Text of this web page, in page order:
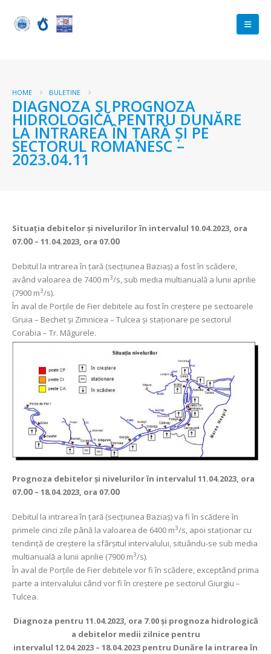
HOME BULETINE
DIAGNOZA ŞI PROGNOZA
HIDROLOGICĂ PENTRU DUNĂRE
LA INTRAREA ÎN ŢARĂ ŞI PE
SECTORUL ROMANESC –
2023.04.11
Situaţia debitelor şi nivelurilorîn intervalul 10.04.2023, ora
07.00 – 11.04.2023, ora 07.00
Debitul la intrarea în ţară (secţiunea Baziaş) a fost în scădere,
având valoarea de 7400 m3/s, sub media multianuală a lunii aprilie
(7900 m3/s).
În aval de Porţile de Fier debitele au fost în creștere pe sectoarele
Gruia – Bechet și Zimnicea – Tulcea și staționare pe sectorul
Corabia – Tr. Măgurele.
Prognoza debitelor şi nivelurilorîn intervalul 11.04.2023, ora
07.00 – 18.04.2023, ora 07.00
Debitul la intrarea în ţară (secţiunea Baziaş) va fi în scădere în
primele cinci zile până la valoarea de 6400 m3/s, apoi staționar cu
tendință de creștere la sfârșitul intervalului, situându-se sub media
multianuală a lunii aprilie (7900 m3/s).
În aval de Porţile de Fier debitele vor fi în scădere, exceptând prima
parte a intervalului când vor fi în creștere pe sectorul Giurgiu –
Tulcea.
Diagnoza pentru 11.04.2023, ora 7.00 şi prognoza hidrologică
a debitelor medii zilnice pentru
intervalul 12.04.2023 – 18.04.2023 pentru Dunăre la intrarea în